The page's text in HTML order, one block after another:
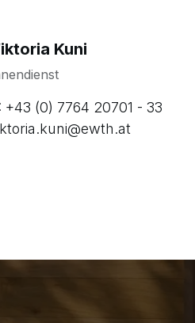
Kuni
+43 (0) 7764 20701 - 33